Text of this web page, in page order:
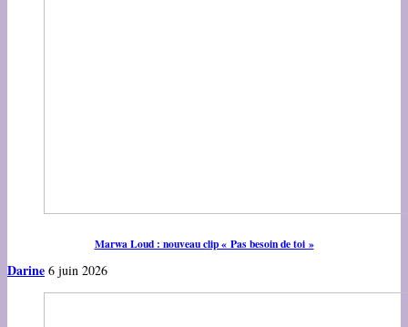
Marwa Loud : nouveau clip « Pas besoin de toi »
Darine 6 juin 2026